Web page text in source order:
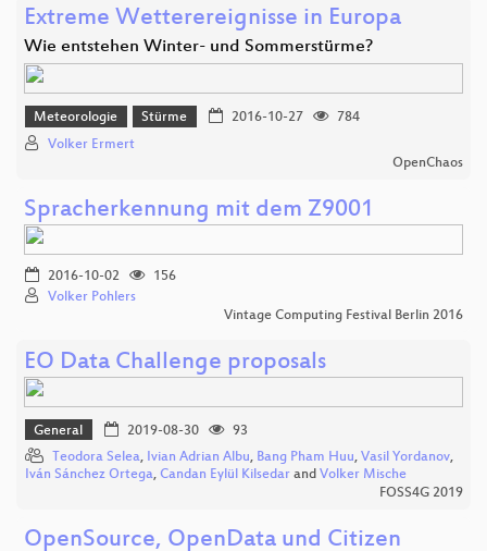
Extreme Wetterereignisse in Europa
Wie entstehen Winter- und Sommerstürme?
Meteorologie Stürme 2016-10-27
784
Volker Ermert
OpenChaos
Spracherkennung mit dem Z9001
2016-10-02
156
Volker Pohlers
Vintage Computing Festival Berlin 2016
EO Data Challenge proposals
General 2019-08-30
93
Teodora Selea, Ivian Adrian Albu, Bang Pham Huu, Vasil Yordanov,
Iván Sánchez Ortega, Candan Eylül Kilsedar and Volker Mische
FOSS4G 2019
OpenSource, OpenData und Citizen